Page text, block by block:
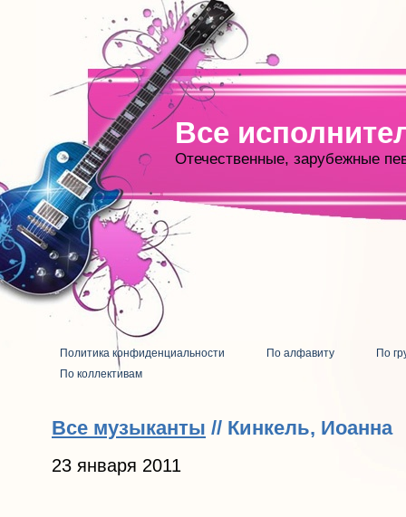
Все
Отечественные, зарубежные
Политика конфиденциальности По алфавиту
По
По коллективам
Все музыканты // Кинкель, Иоанна
23 января 2011